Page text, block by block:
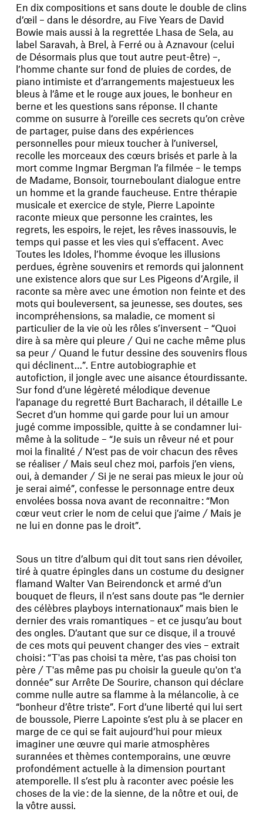
En dix compositions et sans doute le double de clins
d’œil – dans le désordre, au Five Years de David
Bowie mais aussi à la regrettée Lhasa de Sela, au
label Saravah, à Brel, à Ferré ou à Aznavour (celui
de Désormais plus que tout autre peut-être) –,
l’homme chante sur fond de pluies de cordes, de
piano intimiste et d’arrangements majestueux les
bleus à l’âme et le rouge aux joues, le bonheur en
berne et les questions sans réponse. Il chante
comme on susurre à l’oreille ces secrets qu’on crève
de partager, puise dans des expériences
personnelles pour mieux toucher à l’universel,
recolle les morceaux des cœurs brisés et parle à la
mort comme Ingmar Bergman l’a filmée – le temps
de Madame, Bonsoir, tourneboulant dialogue entre
un homme et la grande faucheuse. Entre thérapie
musicale et exercice de style, Pierre Lapointe
raconte mieux que personne les craintes, les
regrets, les espoirs, le rejet, les rêves inassouvis, le
temps qui passe et les vies qui s’effacent. Avec
Toutes les Idoles, l’homme évoque les illusions
perdues, égrène souvenirs et remords qui jalonnent
une existence alors que sur Les Pigeons d’Argile, il
raconte sa mère avec une émotion non feinte et des
mots qui bouleversent, sa jeunesse, ses doutes, ses
incompréhensions, sa maladie, ce moment si
particulier de la vie où les rôles s’inversent – “Quoi
dire à sa mère qui pleure / Qui ne cache même plus
sa peur / Quand le futur dessine des souvenirs flous
qui déclinent…”. Entre autobiographie et
autofiction, il jongle avec une aisance étourdissante.
Sur fond d’une légèreté mélodique devenue
l’apanage du regretté Burt Bacharach, il détaille Le
Secret d’un homme qui garde pour lui un amour
jugé comme impossible, quitte à se condamner lui-
même à la solitude – “Je suis un rêveur né et pour
moi la finalité / N’est pas de voir chacun des rêves
se réaliser / Mais seul chez moi, parfois j’en viens,
oui, à demander / Si je ne serai pas mieux le jour où
je serai aimé”, confesse le personnage entre deux
envolées bossa nova avant de reconnaitre : “Mon
cœur veut crier le nom de celui que j’aime / Mais je
ne lui en donne pas le droit”.
Sous un titre d’album qui dit tout sans rien dévoiler,
tiré à quatre épingles dans un costume du designer
flamand Walter Van Beirendonck et armé d’un
bouquet de fleurs, il n’est sans doute pas “le dernier
des célèbres playboys internationaux” mais bien le
dernier des vrais romantiques – et ce jusqu’au bout
des ongles. D’autant que sur ce disque, il a trouvé
de ces mots qui peuvent changer des vies – extrait
choisi : “T'as pas choisi ta mère, t'as pas choisi ton
père / T'as même pas pu choisir la gueule qu'on t'a
donnée” sur Arrête De Sourire, chanson qui déclare
comme nulle autre sa flamme à la mélancolie, à ce
“bonheur d’être triste”. Fort d’une liberté qui lui sert
de boussole, Pierre Lapointe s’est plu à se placer en
marge de ce qui se fait aujourd’hui pour mieux
imaginer une œuvre qui marie atmosphères
surannées et thèmes contemporains, une œuvre
profondément actuelle à la dimension pourtant
atemporelle. Il s’est plu à raconter avec poésie les
choses de la vie : de la sienne, de la nôtre et oui, de
la vôtre aussi.